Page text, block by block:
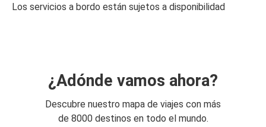
Los servicios a bordo están sujetos a disponibilidad
¿Adónde vamos ahora?
Descubre nuestro mapa de viajes con más
de 8000 destinos en todo el mundo.